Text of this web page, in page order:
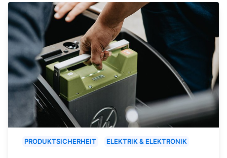
PRODUKTSICHERHEIT ELEKTRIK & ELEKTRONIK